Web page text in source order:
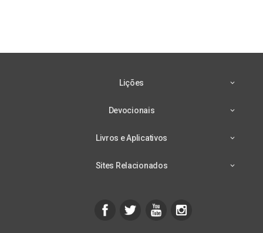
Lições
Devocionais
Livros e Aplicativos
Sites Relacionados